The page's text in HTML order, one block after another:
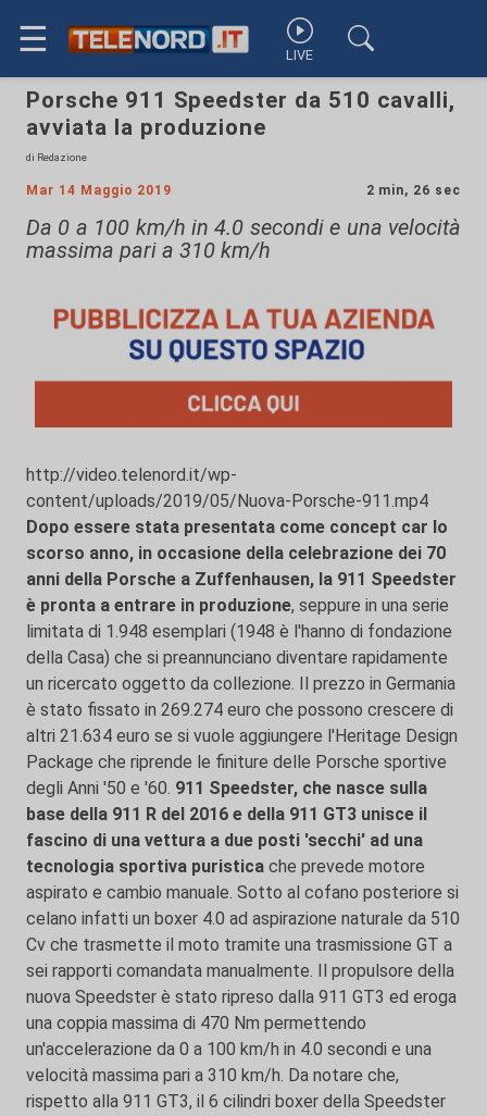
☰ LIVE
Porsche 911 Speedster da 510 cavalli,
avviata la produzione
di Redazione
Mar 14 Maggio 2019 2 min, 26 sec
Da 0 a 100 km/h in 4.0 secondi e una velocità
massima pari a 310 km/h
http://video.telenord.it/wp-
content/uploads/2019/05/Nuova-Porsche-911.mp4
Dopo essere stata presentata come concept car lo
scorso anno, in occasione della celebrazione dei 70
anni della Porsche a Zuffenhausen, la 911 Speedster
è pronta a entrare in produzione, seppure in una serie
limitata di 1.948 esemplari (1948 è l'hanno di fondazione
della Casa) che si preannunciano diventare rapidamente
un ricercato oggetto da collezione. Il prezzo in Germania
è stato fissato in 269.274 euro che possono crescere di
altri 21.634 euro se si vuole aggiungere l'Heritage Design
Package che riprende le finiture delle Porsche sportive
degli Anni '50 e '60. 911 Speedster, che nasce sulla
base della 911 R del 2016 e della 911 GT3 unisce il
fascino di una vettura a due posti 'secchi' ad una
tecnologia sportiva puristica che prevede motore
aspirato e cambio manuale. Sotto al cofano posteriore si
celano infatti un boxer 4.0 ad aspirazione naturale da 510
Cv che trasmette il moto tramite una trasmissione GT a
sei rapporti comandata manualmente. Il propulsore della
nuova Speedster è stato ripreso dalla 911 GT3 ed eroga
una coppia massima di 470 Nm permettendo
un'accelerazione da 0 a 100 km/h in 4.0 secondi e una
velocità massima pari a 310 km/h. Da notare che,
rispetto alla 911 GT3, il 6 cilindri boxer della Speedster